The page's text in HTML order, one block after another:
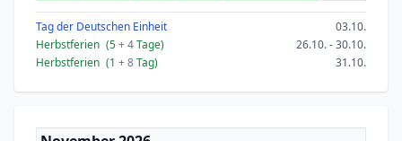
Tag der Deutschen Einheit
03.10.
Herbstferien (5+ 4Tage)
26.10. - 30.10.
Herbstferien (1 + 8Tag) 31.10.